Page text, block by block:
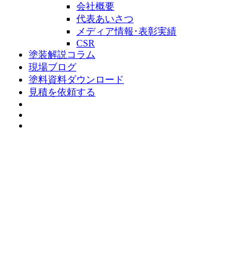
会社概要
代表あいさつ
メディア情報･表彰実績
CSR
塗装解説コラム
現場ブログ
塗料資料ダウンロード
見積を依頼する